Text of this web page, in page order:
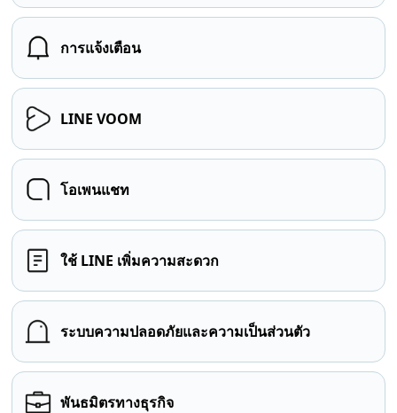
การแจ้งเตือน
LINE VOOM
โอเพนแชท
ใช้ LINE เพิ่มความสะดวก
ระบบความปลอดภัยและความเป็นส่วนตัว
พันธมิตรทางธุรกิจ